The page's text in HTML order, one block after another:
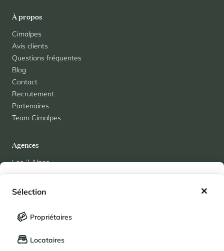
Français
Sélection
Propriétaires
Locataires
À propos
Cimalpes
Avis clients
Questions fréquentes
Blog
Contact
Recrutement
Partenaires
Team Cimalpes
Agences
Les 2 Alpes
Albertville
Alpe d'Huez
Arc 1950
Arc 1800
Chamonix
Courchevel 1850
Courchevel Le Praz